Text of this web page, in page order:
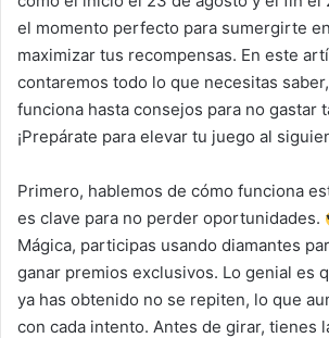
el momento perfecto para sumergirte
maximizar tus recompensas. En este
contaremos todo lo que necesitas
funciona hasta consejos para no gastar
¡Prepárate para elevar tu juego al
Primero, hablemos de cómo funciona
es clave para no perder oportunidades.
Mágica, participas usando diamantes
ganar premios exclusivos. Lo genial es
ya has obtenido no se repiten, lo que
con cada intento. Antes de girar, tienes